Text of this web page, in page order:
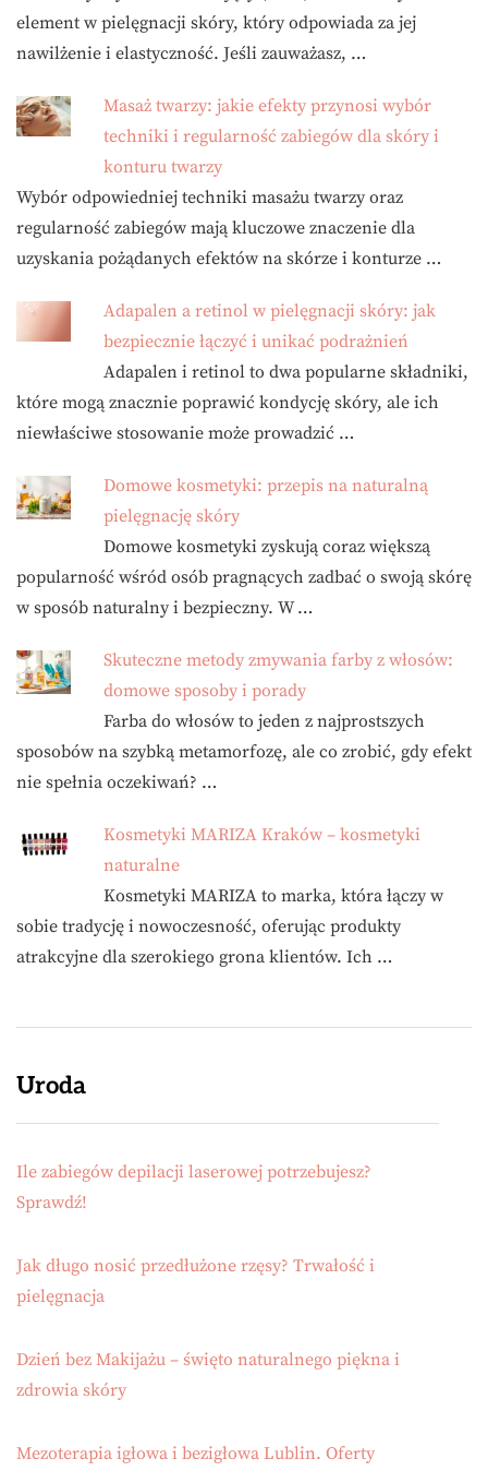
element w pielęgnacji skóry, który odpowiada za jej
nawilżenie i elastyczność. Jeśli zauważasz, …
Masaż twarzy: jakie efekty przynosi wybór
techniki i regularność zabiegów dla skóry i
konturu twarzy
Wybór odpowiedniej techniki masażu twarzy oraz
regularność zabiegów mają kluczowe znaczenie dla
uzyskania pożądanych efektów na skórze i konturze …
Adapalen a retinol w pielęgnacji skóry: jak
bezpiecznie łączyć i unikać podrażnień
Adapalen i retinol to dwa popularne składniki,
które mogą znacznie poprawić kondycję skóry, ale ich
niewłaściwe stosowanie może prowadzić …
Domowe kosmetyki: przepis na naturalną
pielęgnację skóry
Domowe kosmetyki zyskują coraz większą
popularność wśród osób pragnących zadbać o swoją skórę
w sposób naturalny i bezpieczny. W …
Skuteczne metody zmywania farby z włosów:
domowe sposoby i porady
Farba do włosów to jeden z najprostszych
sposobów na szybką metamorfozę, ale co zrobić, gdy efekt
nie spełnia oczekiwań? …
Kosmetyki MARIZA Kraków – kosmetyki
naturalne
Kosmetyki MARIZA to marka, która łączy w
sobie tradycję i nowoczesność, oferując produkty
atrakcyjne dla szerokiego grona klientów. Ich …
Uroda
Ile zabiegów depilacji laserowej potrzebujesz?
Sprawdź!
Jak długo nosić przedłużone rzęsy? Trwałość i
pielęgnacja
Dzień bez Makijażu – święto naturalnego piękna i
zdrowia skóry
Mezoterapia igłowa i bezigłowa Lublin. Oferty